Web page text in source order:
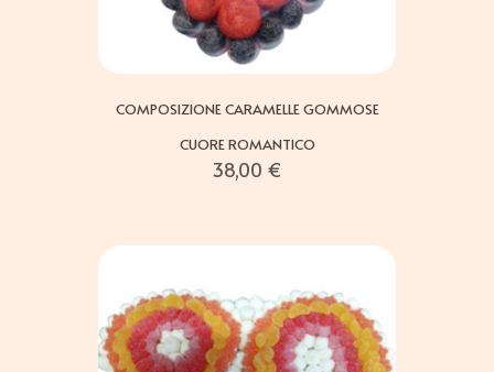
COMPOSIZIONE CARAMELLE GOMMOSE
CUORE ROMANTICO
38,00 €